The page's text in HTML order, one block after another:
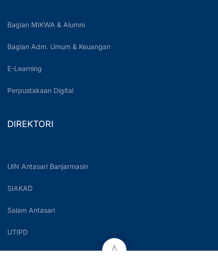
Bagian MIKWA & Alumni
Bagian Adm. Umum & Keuangan
E-Learning
Perpustakaan Digital
DIREKTORI
UIN Antasari Banjarmasin
SIAKAD
Salam Antasari
UTIPD